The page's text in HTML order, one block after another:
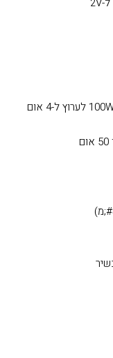
חיבור RCA, התנגדות כניסה 47k במקביל ל-470pF, התאמה למחסניות